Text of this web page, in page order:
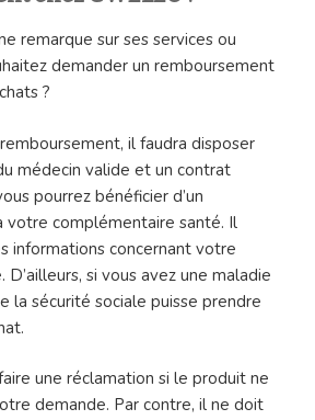
remarque sur ses services ou
demander un remboursement
?
il faudra disposer
médecin valide et un contrat
pourrez bénéficier d’un
votre complémentaire santé. Il
informations concernant votre
D’ailleurs, si vous avez une maladie
la sécurité sociale puisse prendre
une réclamation si le produit ne
demande. Par contre, il ne doit